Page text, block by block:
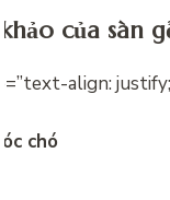
của sàn
align: